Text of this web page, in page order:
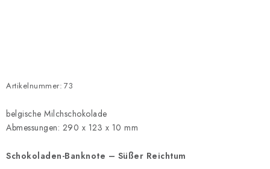
Artikelnummer: 73
belgische Milchschokolade
Abmessungen: 290 x 123 x 10 mm
Schokoladen-Banknote – Süßer Reichtum